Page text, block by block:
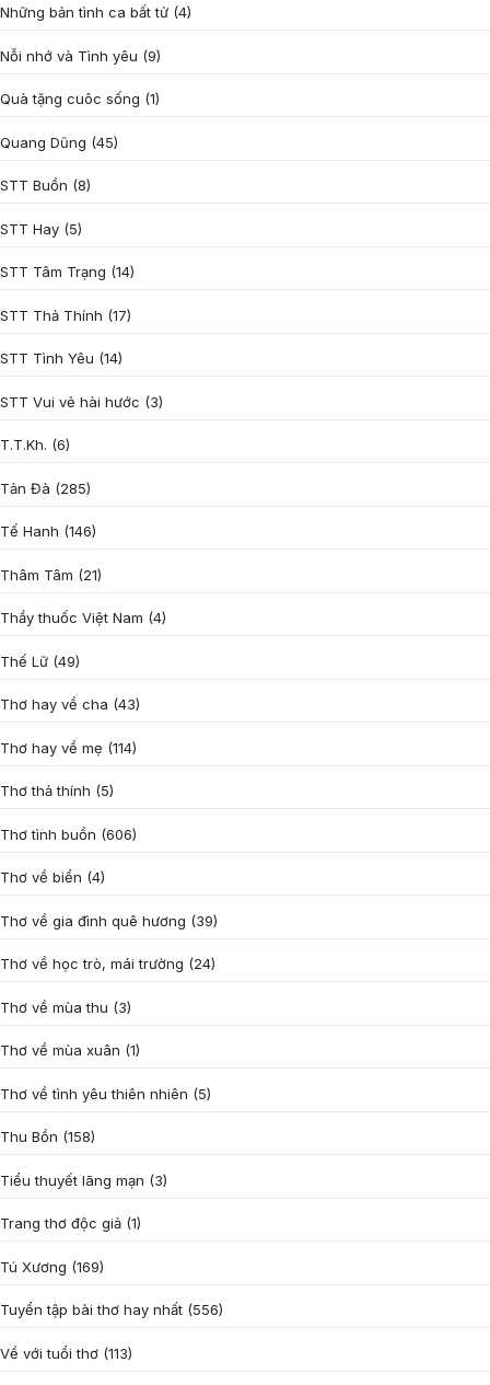
Những bản tình ca bất tử (4)
Nỗi nhớ và Tình yêu (9)
Quà tặng cuôc sống (1)
Quang Dũng (45)
STT Buồn (8)
STT Hay (5)
STT Tâm Trạng (14)
STT Thả Thính (17)
STT Tình Yêu (14)
STT Vui vẻ hài hước (3)
T.T.Kh. (6)
Tản Đà (285)
Tế Hanh (146)
Thâm Tâm (21)
Thầy thuốc Việt Nam (4)
Thế Lữ (49)
Thơ hay về cha (43)
Thơ hay về mẹ (114)
Thơ thả thính (5)
Thơ tình buồn (606)
Thơ về biển (4)
Thơ về gia đình quê hương (39)
Thơ về học trò, mái trường (24)
Thơ về mùa thu (3)
Thơ về mùa xuân (1)
Thơ về tình yêu thiên nhiên (5)
Thu Bồn (158)
Tiểu thuyết lãng mạn (3)
Trang thơ độc giả (1)
Tú Xương (169)
Tuyển tập bài thơ hay nhất (556)
Về với tuổi thơ (113)